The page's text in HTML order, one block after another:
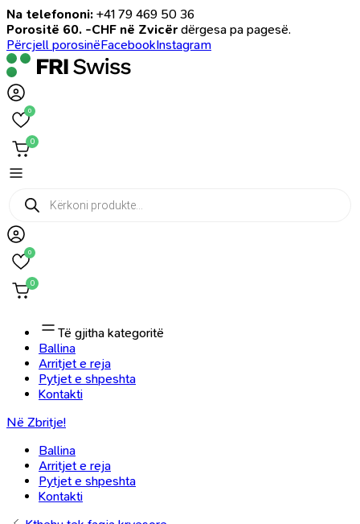
Na telefononi: +41 79 469 50 36
Porositë 60. -CHF në Zvicër dërgesa pa pagesë.
Përcjell porosinëFacebookInstagram
0
0
Products
search
0
0
Të gjitha kategoritë
Ballina
Arritjet e reja
Pytjet e shpeshta
Kontakti
Në Zbritje!
Ballina
Arritjet e reja
Pytjet e shpeshta
Kontakti